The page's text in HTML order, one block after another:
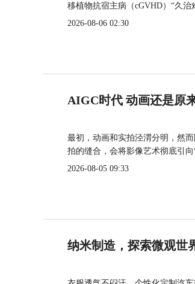
移植物抗宿主病（cGVHD）“久治
2026-08-06 02:30
AIGC时代 动画还是原
最初，动画和实拍泾渭分明，然
拍的缝合，会将影像艺术彻底引向
2026-08-05 09:33
纳米制造，探索微观世